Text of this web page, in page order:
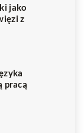
jako
z
pracą